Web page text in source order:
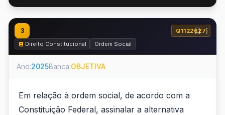
3
Q1122627
Direito Constitucional
Ordem Social
Ano:2025Banca:OBJETIVA
Em relação à ordem social, de acordo com a
Constituição Federal, assinalar a alternativa